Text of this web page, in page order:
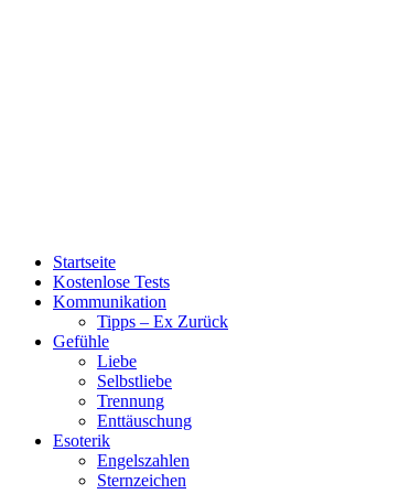
Startseite
Kostenlose Tests
Kommunikation
Tipps – Ex Zurück
Gefühle
Liebe
Selbstliebe
Trennung
Enttäuschung
Esoterik
Engelszahlen
Sternzeichen